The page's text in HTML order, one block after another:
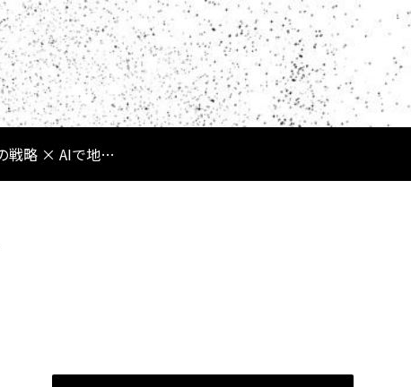
弱者の戦略 × AIで地方・僻地・新規でも逆転する方法